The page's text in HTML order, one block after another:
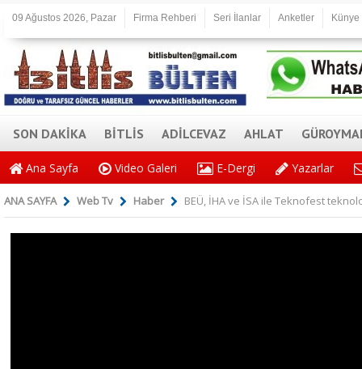
09 Ağustos 2026, Pazar Firma Rehberi Seri İlanlar Anketler Künye
SON DAKİKA BİTLİS ADİLCEVAZ AHLAT
Ana Sayfa Video Galeri E-Dergi Yazarlar
ANA SAYFA Web Tv Haber BEÜ, İHA ve İSA ile Teknofest